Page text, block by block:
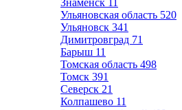
Знаменск 11
Ульяновская область 520
Ульяновск 341
Димитровград 71
Барыш 11
Томская область 498
Томск 391
Северск 21
Колпашево 11